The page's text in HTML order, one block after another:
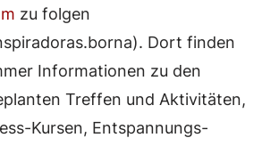
zu folgen
Dort finden
Informationen zu den
Treffen und Aktivitäten,
Kursen, Entspannungs-